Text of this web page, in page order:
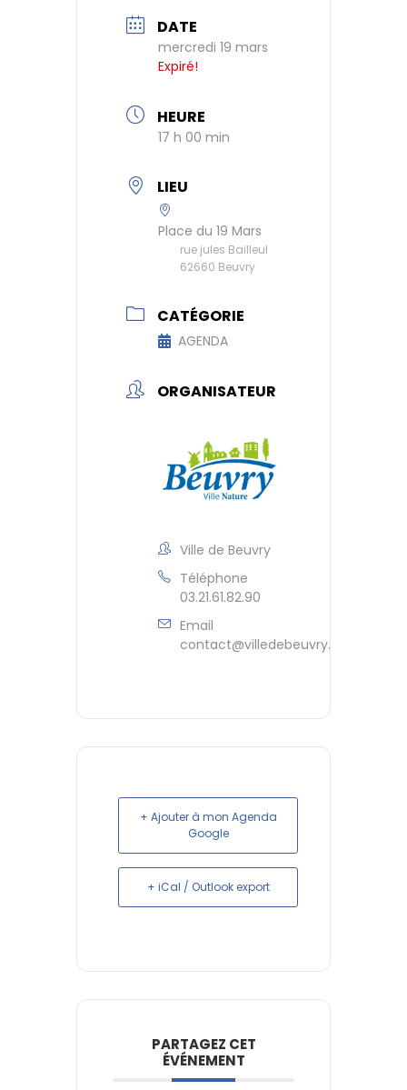
DATE
mercredi 19 mars
Expiré!
HEURE
17 h 00 min
LIEU
Place du 19 Mars
rue jules Bailleul
62660 Beuvry
CATÉGORIE
AGENDA
ORGANISATEUR
Ville de Beuvry
Téléphone
03.21.61.82.90
Email
contact@villedebeuvry.fr
+ Ajouter à mon Agenda
Google
+ iCal / Outlook export
PARTAGEZ CET
ÉVÉNEMENT